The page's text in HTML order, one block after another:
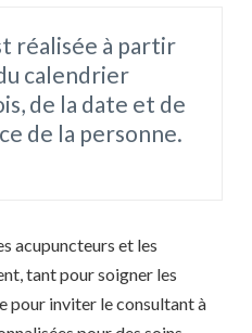
réalisée à partir
calendrier
de la date et de
de la personne.
acupuncteurs et les
tant pour soigner les
pour inviter le consultant à